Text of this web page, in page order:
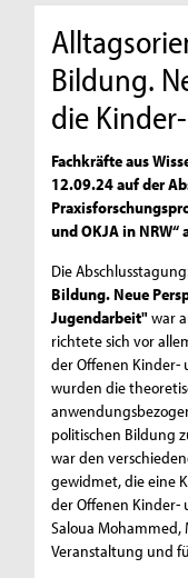
Bildung.
die
Fachkräfte aus
12.09.24 auf der
und OKJA in
Die
Bildung. Neue
Jugendarbeit"war
richtete sich vor
der Offenen Kinder-
wurden die
politischen Bildung
war den
gewidmet, die eine
der Offenen Kinder-
Saloua Mohammed,
Veranstaltung und